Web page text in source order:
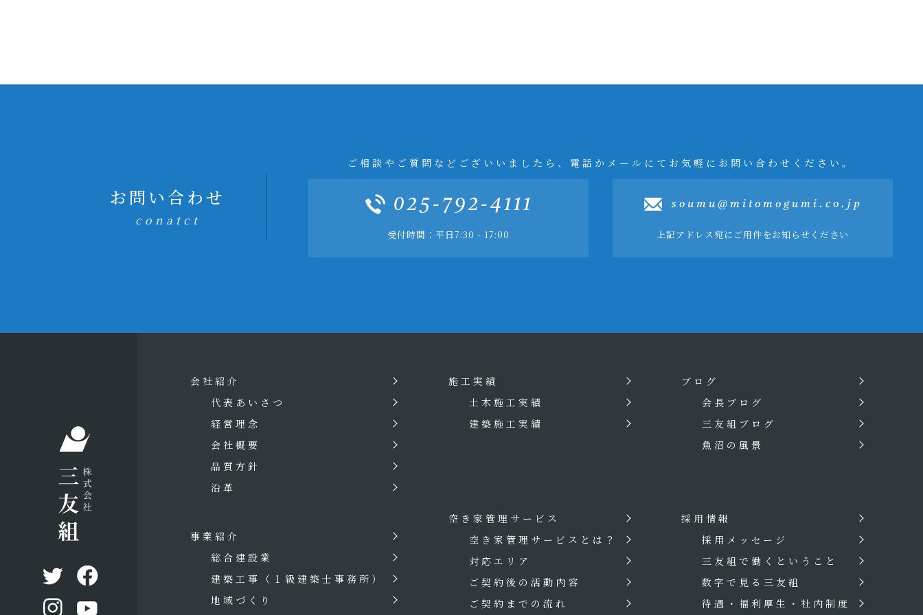
お問い合わせ
conatct
ご相談やご質問などございいましたら、電話かメールにてお気軽にお問い合わせください。
025-792-4111
受付時間：平日7:30 - 17:00
soumu@mitomogumi.co.jp
上記アドレス宛にご用件をお知らせください
会社紹介
代表あいさつ
経営理念
会社概要
品質方針
沿革
事業紹介
総合建設業
建築工事
（１級建築士事務所）
地域づくり
施工実績
土木施工実績
建築施工実績
空き家管理サービス
空き家管理サービスとは？
対応エリア
ご契約後の活動内容
ご契約までの流れ
ブログ
会長ブログ
三友組ブログ
魚沼の風景
採用情報
採用メッセージ
三友組で働くということ
数字で見る三友組
待遇・福利厚生・社内制度